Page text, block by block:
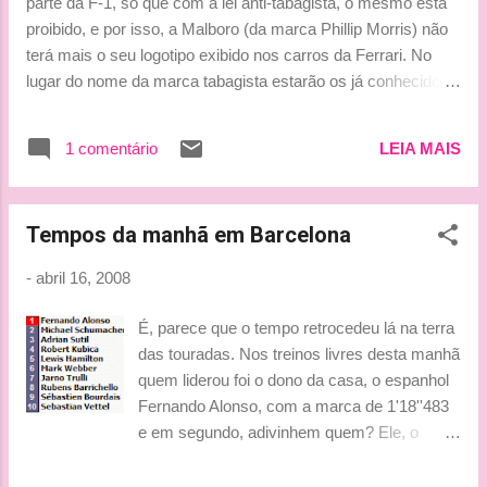
acumulando agora." Virtude ou defeito? "
Minha maior virtude é a sinceridade, e meu
maior defeito também. Detesto mentira e
creio que a sinceridade é imprescindível em
trabalho." Alonso: profissional X pessoa
corrida, outra coisa...
proibido, e por isso, a Malboro (da marca Phillip Morris) não
terá mais o seu logotipo exibido nos carros da Ferrari. No
lugar do nome da marca tabagista estarão os já conhecidos
Morris (detentora da marca Malboro) vai até 2011. Fonter:
Grande Prêmio Beijinhos, Ludy
1 comentário LEIA MAIS
Tempos da manhã em Barcelona
- abril 16, 2008
É, parece que o tempo retrocedeu lá na terra
das touradas. Nos treinos livres desta manhã
quem liderou foi o dono da casa, o espanhol
Fernando Alonso, com a marca de 1'18''483
e em segundo, adivinhem quem? Ele, o